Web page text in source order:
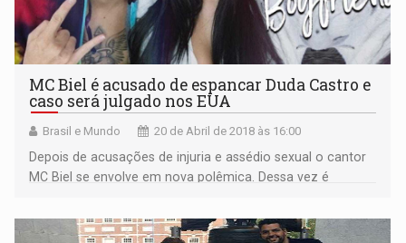
MC Biel é acusado de espancar Duda Castro e
caso será julgado nos EUA
Brasil e Mundo 20 de Abril de 2018 às 16:00
Depois de acusações de injuria e assédio sexual o cantor
MC Biel se envolve em nova polêmica. Dessa vez é
corte americana.